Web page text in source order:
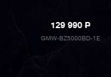
129 990P
GMW-BZ5000BD-1E